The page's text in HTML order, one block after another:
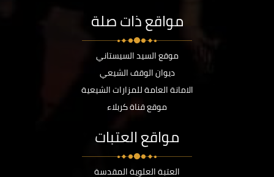
مواقع ذات صلة
موقع السيد السيستاني
ديوان الوقف الشيعي
الامانة العامة للمزارات الشيعية
موقع قناة كربلاء
مواقع العتبات
العتبة العلوية المقدسة